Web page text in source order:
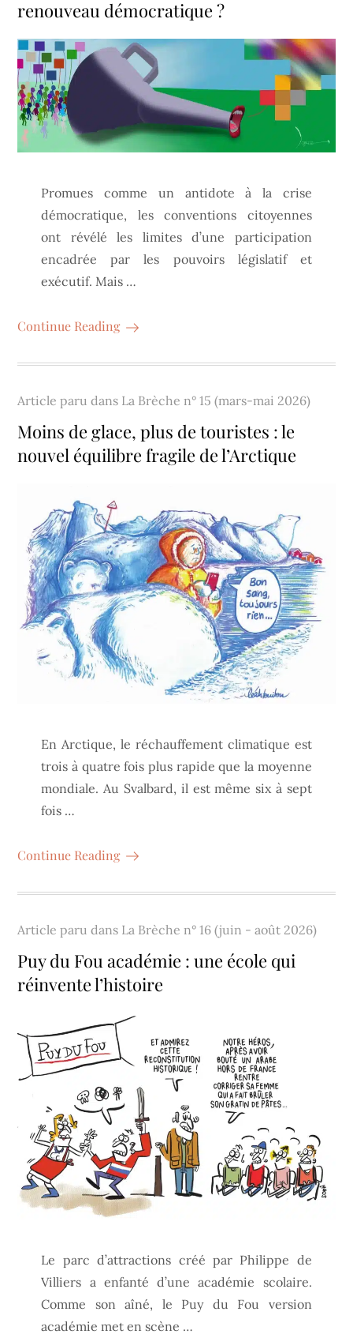
renouveau démocratique ?
Promues comme un antidote à la crise
démocratique, les conventions citoyennes
ont révélé les limites d’une participation
encadrée par les pouvoirs législatif et
exécutif. Mais …
Continue Reading
Article paru dans La Brèche n° 15 (mars-mai 2026)
Moins de glace, plus de touristes : le
nouvel équilibre fragile de l’Arctique
En Arctique, le réchauffement climatique est
trois à quatre fois plus rapide que la moyenne
mondiale. Au Svalbard, il est même six à sept
fois …
Continue Reading
Article paru dans La Brèche n° 16 (juin - août 2026)
Puy du Fou académie : une école qui
réinvente l’histoire
Le parc d’attractions créé par Philippe de
Villiers a enfanté d’une académie scolaire.
Comme son aîné, le Puy du Fou version
académie met en scène …